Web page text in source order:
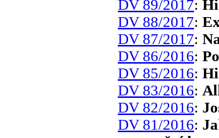
DV 89/2017:
DV 88/2017:
DV 87/2017:
DV 86/2016:
DV 85/2016:
DV 83/2016:
DV 82/2016:
DV 81/2016: